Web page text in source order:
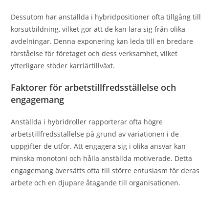
Dessutom har anställda i hybridpositioner ofta tillgång till
korsutbildning, vilket gör att de kan lära sig från olika
avdelningar. Denna exponering kan leda till en bredare
förståelse för företaget och dess verksamhet, vilket
ytterligare stöder karriärtillväxt.
Faktorer för arbetstillfredsställelse och
engagemang
Anställda i hybridroller rapporterar ofta högre
arbetstillfredsställelse på grund av variationen i de
uppgifter de utför. Att engagera sig i olika ansvar kan
minska monotoni och hålla anställda motiverade. Detta
engagemang översätts ofta till större entusiasm för deras
arbete och en djupare åtagande till organisationen.